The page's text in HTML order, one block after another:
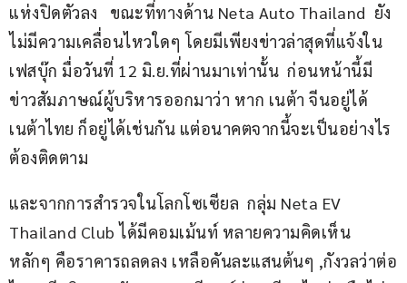
แห่งปิดตัวลง   ขณะที่ทางด้าน Neta Auto Thailand  ยัง
ไม่มีความเคลื่อนไหวใดๆ โดยมีเพียงข่าวล่าสุดที่แจ้งใน
เฟสบุ๊ก มื่อวันที่ 12 มิ.ย.ที่ผ่านมาเท่านั้น  ก่อนหน้านี้มี
ข่าวสัมภาษณ์ผู้บริหารออกมาว่า หาก เนต้า จีนอยู่ได้
เนต้าไทย ก็อยู่ได้เช่นกัน แต่อนาคตจากนี้จะเป็นอย่างไร
ต้องติดตาม
และจากการสำรวจในโลกโซเซียล  กลุ่ม Neta EV
Thailand Club ได้มีคอมเม้นท์ หลายความคิดเห็น
หลักๆ คือราคารถลดลง เหลือคันละแสนต้นๆ ,กังวลว่าต่อ